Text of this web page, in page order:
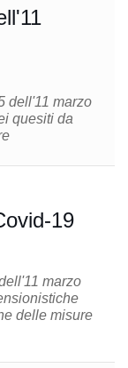
dell'11 marzo
quesiti da
19
marzo
delle misure